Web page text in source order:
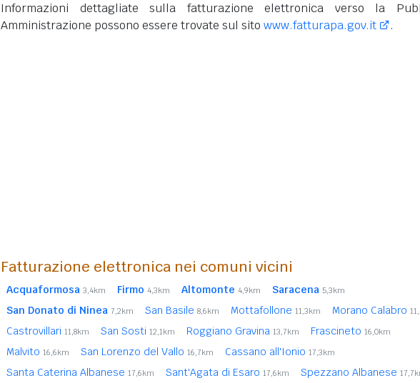
Informazioni dettagliate sulla fatturazione elettronica verso la
Amministrazione possono essere trovate sul sito www.fatturapa.gov.it .
Fatturazione elettronica nei comuni vicini
Acquaformosa 3,4km Firmo 4,3km Altomonte 4,9km Saracena 5,3km
San Donato di Ninea 7,2km San Basile 8,6km Mottafollone 11,3km Morano Calabro
Castrovillari 11,8km San Sosti 12,1km Roggiano Gravina 13,7km Frascineto 16,0km
Malvito 16,6km San Lorenzo del Vallo 16,7km Cassano all'Ionio 17,3km
Santa Caterina Albanese 17,6km Sant'Agata di Esaro 17,6km Spezzano Albanese